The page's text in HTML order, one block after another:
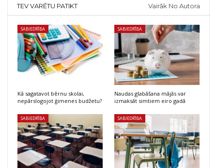
TEV VARĒTU PATIKT Vairāk No Autora
SABIEDRĪBA
Kā sagatavot bērnu skolai,
nepārslogojot ģimenes budžetu?
SABIEDRĪBA
Naudas glabāšana mājās var
izmaksāt simtiem eiro gadā
SABIEDRĪBA SABIEDRĪBA